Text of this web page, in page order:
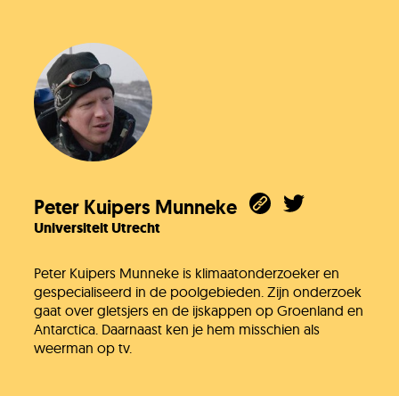
Peter Kuipers Munneke
Universiteit Utrecht
Peter Kuipers Munneke is klimaatonderzoeker en
gespecialiseerd in de poolgebieden. Zijn onderzoek
gaat over gletsjers en de ijskappen op Groenland en
Antarctica. Daarnaast ken je hem misschien als
weerman op tv.